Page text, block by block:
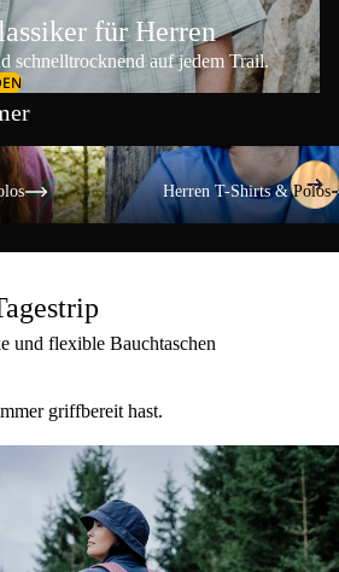
für Herren
schnelltrocknend auf jedem Trail.
Herren T-Shirts & Polos
Herren T-Shirts & Polos
und flexible Bauchtaschen
griffbereit hast.